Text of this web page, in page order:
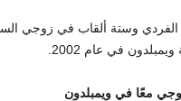
وستة ألقاب في زوجي
معًا في ويمبلدون